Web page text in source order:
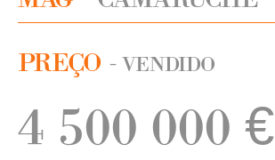
PREÇO - VENDIDO
4 500 000 €